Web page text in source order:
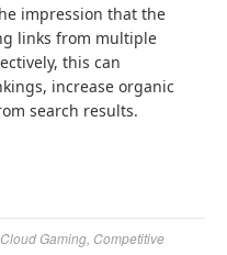
impression that the
links from multiple
this can
increase organic
search results.
Cloud Gaming Competitive